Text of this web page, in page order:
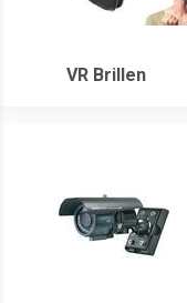
VR Brillen